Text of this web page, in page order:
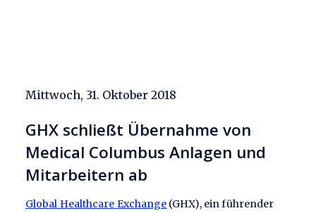
Mittwoch, 31. Oktober 2018
GHX schließt Übernahme von
Medical Columbus Anlagen und
Mitarbeitern ab
Global Healthcare Exchange (GHX), ein führender